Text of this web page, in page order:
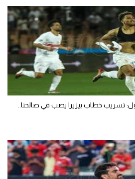
تسريب خطاب بيزيرا يصب في صالحنا..